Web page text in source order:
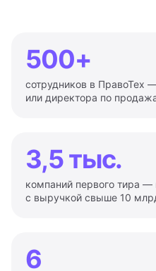
500+
сотрудников в ПравоТех
или директора по
3,5 тыс.
компаний первого тира —
с выручкой свыше 10
6